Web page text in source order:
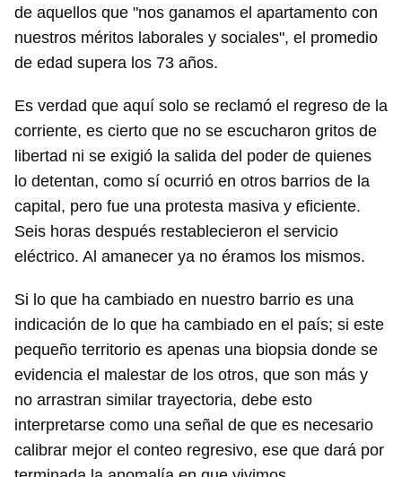
de aquellos que "nos ganamos el apartamento con
nuestros méritos laborales y sociales", el promedio
de edad supera los 73 años.
Es verdad que aquí solo se reclamó el regreso de la
corriente, es cierto que no se escucharon gritos de
libertad ni se exigió la salida del poder de quienes
lo detentan, como sí ocurrió en otros barrios de la
capital, pero fue una protesta masiva y eficiente.
Seis horas después restablecieron el servicio
eléctrico. Al amanecer ya no éramos los mismos.
Si lo que ha cambiado en nuestro barrio es una
indicación de lo que ha cambiado en el país; si este
pequeño territorio es apenas una biopsia donde se
evidencia el malestar de los otros, que son más y
no arrastran similar trayectoria, debe esto
interpretarse como una señal de que es necesario
calibrar mejor el conteo regresivo, ese que dará por